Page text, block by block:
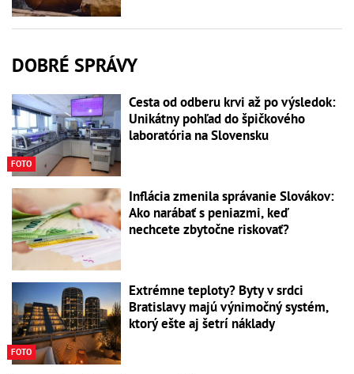
DOBRÉ SPRÁVY
FOTO
Cesta od odberu krvi až po výsledok:
Unikátny pohľad do špičkového
laboratória na Slovensku
Inflácia zmenila správanie Slovákov:
Ako narábať s peniazmi, keď
nechcete zbytočne riskovať?
FOTO
Extrémne teploty? Byty v srdci
Bratislavy majú výnimočný systém,
ktorý ešte aj šetrí náklady